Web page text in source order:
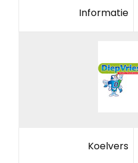
Informatie
Koelvers